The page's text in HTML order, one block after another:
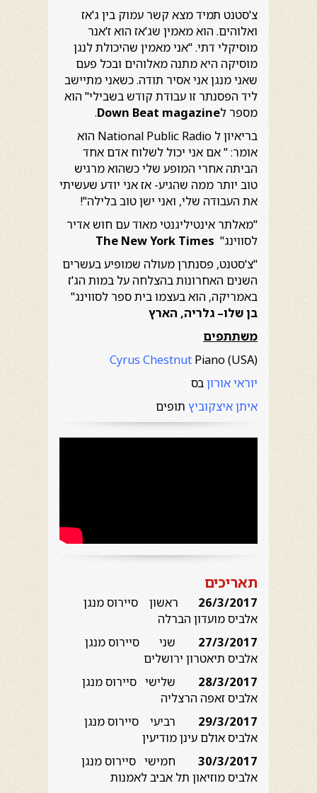
צ'סטנט תמיד מצא קשר עמוק בין ג'אז
ואלוהים. הוא מאמין שג'אז הוא ז'אנר
מוסיקלי דתי. "אני מאמין שהיכולת לנגן
מוסיקה היא מתנה מאלוהים ובכל פעם
שאני מנגן אני אסיר תודה. כשאני מתיישב
ליד הפסנתר זו עבודת קודש בשבילי" הוא
מספר לDown Beat magazine
.
בריאיון ל National Public Radio הוא
אומר: " אם אני יכול לשלוח אדם אחד
הביתה אחרי המופע שלי כשהוא מרגיש
טוב יותר ממה שהגיע- אז אני יודע שעשיתי
את העבודה שלי, ואני ישן טוב בלילה"!
"מאלתר אינטיליגנטי מאוד עם חוש אדיר
לסווינג" The New York Times
"צ'סטנט, פסנתרן מעולה שמופיע בעשרים
השנים האחרונות בהצלחה על במות הג'ז
באמריקה, הוא בעצמו בית ספר לסווינג"
בן שלו– גלריה, הארץ
משתתפים
Cyrus Chestnut Piano (USA)
יוראי אורוןבס
איתן איצקוביץ תופים
תאריכים
26/3/2017 ראשון סיירוס מנגן
אלביס מועדון הברלה
27/3/2017
שני סיירוס מנגן
אלביס תיאטרון ירושלים
28/3/2017 שלישי סיירוס מנגן
אלביס זאפה הרצליה
29/3/2017 רביעי סיירוס מנגן
אלביס אולם עינן מודיעין
30/3/2017 חמישי סיירוס מנגן
אלביס מוזיאון תל אביב לאמנות